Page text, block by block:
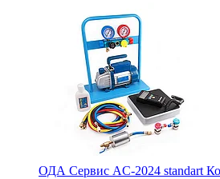
ОДА Сервис AC-2024 standart